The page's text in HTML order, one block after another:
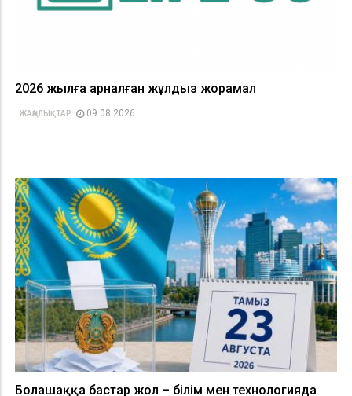
2026 жылға арналған жұлдыз жорамал
ЖАҢАЛЫҚТАР 09.08.2026
Болашаққа бастар жол – білім мен технологияда